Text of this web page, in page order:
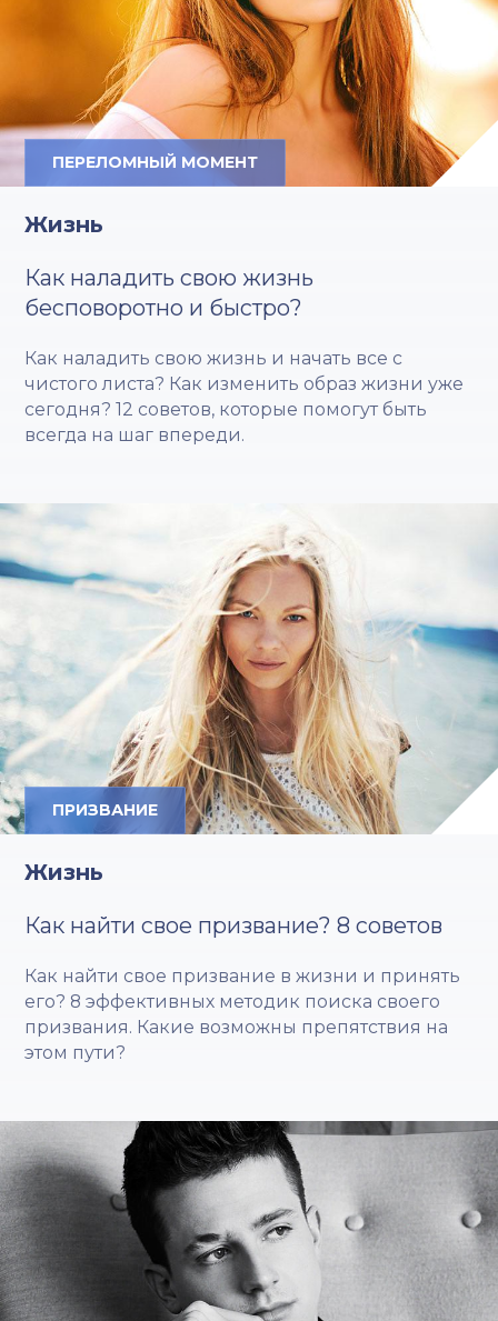
ПЕРЕЛОМНЫЙ МОМЕНТ
Жизнь
Как наладить свою жизнь
бесповоротно и быстро?
Как наладить свою жизнь и начать все с
чистого листа? Как изменить образ жизни уже
сегодня? 12 советов, которые помогут быть
всегда на шаг впереди.
ПРИЗВАНИЕ
Жизнь
Как найти свое призвание? 8 советов
Как найти свое призвание в жизни и принять
его? 8 эффективных методик поиска своего
призвания. Какие возможны препятствия на
этом пути?